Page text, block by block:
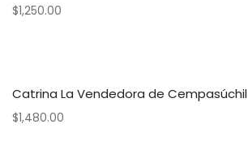
$1,250.00
Catrina La Vendedora de Cempasúchil
$1,480.00